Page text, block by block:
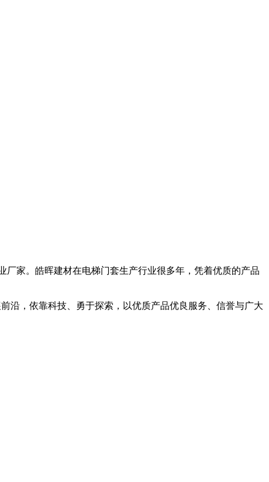
家。皓晖建材在电梯门套生产行业很多年，凭着优质的产品
沿，依靠科技、勇于探索，以优质产品优良服务、信誉与广大